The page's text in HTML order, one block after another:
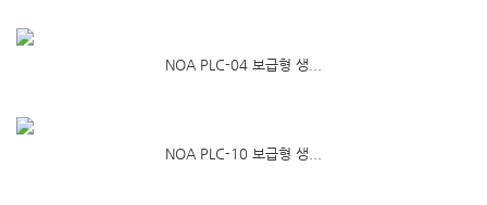
NOA PLC-04 보급형 생...
NOA PLC-10 보급형 생...